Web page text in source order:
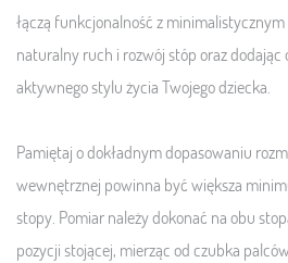
łączą funkcjonalność z
naturalny ruch i rozwój stóp oraz dodając
aktywnego stylu życia Twojego dziecka.
Pamiętaj o dokładnym dopasowaniu
wewnętrznej powinna być większa
stopy. Pomiar należy dokonać na obu
pozycji stojącej, mierząc od czubka